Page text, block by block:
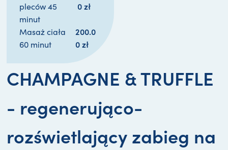
pleców 45
minut
0 zł
Masaż ciała
60 minut
200.0
0 zł
CHAMPAGNE & TRUFFLE
- regenerująco-
rozświetlający zabieg na